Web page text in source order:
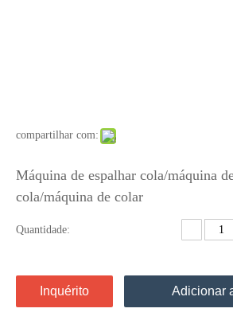
compartilhar com:
Máquina de espalhar cola/máquina
cola/máquina de colar
Quantidade:
Inquérito Adicionar